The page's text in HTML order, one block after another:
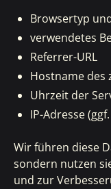
Browsertyp
verwendetes
Referrer-URL
Hostname des
Uhrzeit der
IP-Adresse
Wir führen diese
sondern nutzen
und zur